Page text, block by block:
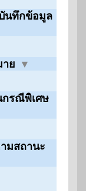
นทึกข้อมูล
าย ▼
กรณีพิเศษ
มสถานะ